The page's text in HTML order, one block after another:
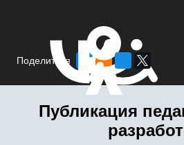
Поделиться
Публикация